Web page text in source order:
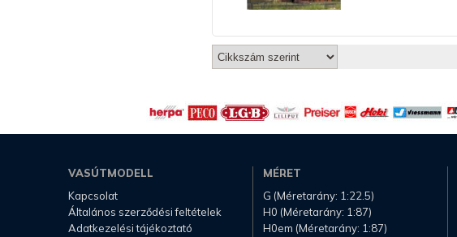
VASÚTMODELL
Kapcsolat
Általános szerződési feltételek
Adatkezelési tájékoztató
MÉRET
G (Méretarány: 1:22.5)
H0 (Méretarány: 1:87)
H0em (Méretarány: 1:87)